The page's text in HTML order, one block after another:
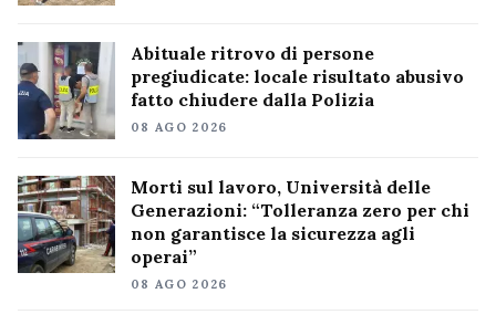
Abituale ritrovo di persone
pregiudicate: locale risultato abusivo
fatto chiudere dalla Polizia
08 AGO 2026
Morti sul lavoro, Università delle
Generazioni: “Tolleranza zero per chi
non garantisce la sicurezza agli
operai”
08 AGO 2026